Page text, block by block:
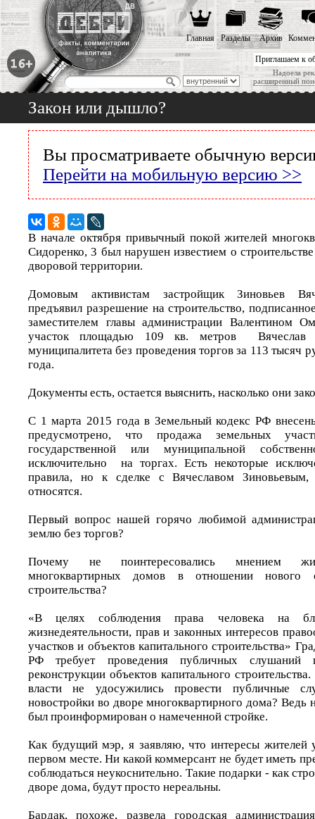
Приглашаем к
Надоела
расширенный
Главная Разделы Архив
Закон или дышло?
Вы просматриваете обычную
Перейти на мобильную версию >>
В начале октября привычный покой жителей
Сидоренко, 3 был нарушен известием о
дворовой территории.
Домовым активистам застройщик Зиновьев
предъявил разрешение на строительство,
заместителем главы администрации Валентином
участок площадью 109 кв. метров Вячеслав
муниципалитета без проведения торгов за 113 тысяч
года.
Документы есть, остается выяснить, насколько они
С 1 марта 2015 года в Земельный кодекс РФ
предусмотрено, что продажа земельных
государственной или муниципальной
исключительно на торгах. Есть некоторые
правила, но к сделке с Вячеславом
относятся.
Первый вопрос нашей горячо любимой
землю без торгов?
Почему не поинтересовались мнением
многоквартирных домов в отношении нового
строительства?
«В целях соблюдения права человека на
жизнедеятельности, прав и законных интересов
участков и объектов капитального строительства»
РФ требует проведения публичных слушаний
реконструкции объектов капитального
власти не удосужились провести публичные
новостройки во дворе многоквартирного дома? Ведь
был проинформирован о намеченной стройке.
Как будущий мэр, я заявляю, что интересы жителей
первом месте. Ни какой коммерсант не будет иметь
соблюдаться неукоснительно. Такие подарки - как
дворе дома, будут просто нереальны.
Бардак, похоже, развела городская